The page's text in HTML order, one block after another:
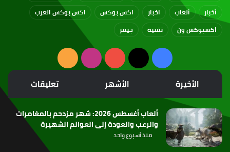
أخبار
ألعاب اخبار اكس بوكس
اكس بوكس العرب
اكسبوكس ون
تقنية جيمز
فيسبوك
‫X
‫YouTubeانستقرامملخص
الموقع
RSS
الأخيرة الأشهر تعليقات
ألعاب أغسطس 2026: شهر مزدحم بالمغامرات
والرعب والعودة إلى العوالم الشهيرة
منذ أسبوع واحد